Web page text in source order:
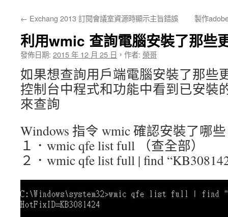
← Exchang 2013 訂閱會議室資源時顯示主旨錯誤 製作
利用wmic 查詢電腦安裝了那些
發佈日期: 2015 年 12 月 25 日 ， 作者: 榮哥
如果想查詢用戶端電腦安裝了那些
控制台中程式和功能中看到已安裝
來查詢
Windows 指令 wmic 確認安裝了哪些
１．wmic qfe list full （查全部）
２．wmic qfe list full | find